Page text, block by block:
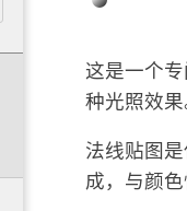
这是一个
种光照效
法线贴图
成，与颜